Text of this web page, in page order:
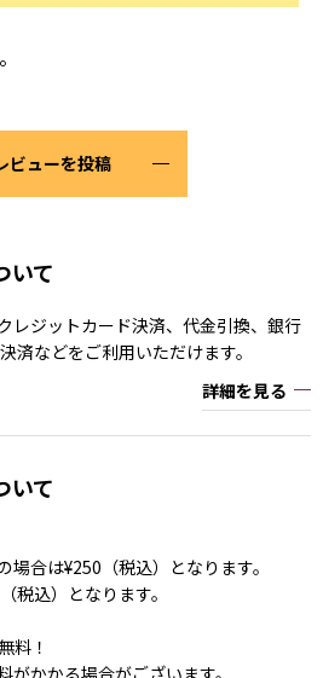
ビューを投稿
いて
レジットカード決済、代金引換、銀行
済などをご利用いただけます。
詳細を見る
いて
合は¥250（税込）となります。
税込）となります。
料！
かかる場合がございます。